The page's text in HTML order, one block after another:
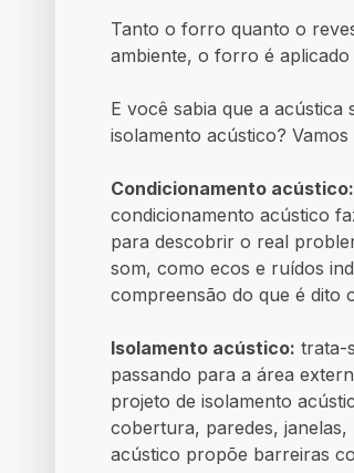
Tanto o forro quanto o
ambiente, o forro é
E você sabia que a acústica
isolamento acústico?
Condicionamento acústico:
condicionamento acústico
para descobrir o real
som, como ecos e ruídos
compreensão do que é dito
Isolamento acústico: trata-
passando para a área
projeto de isolamento
cobertura, paredes, janelas,
acústico propõe barreiras